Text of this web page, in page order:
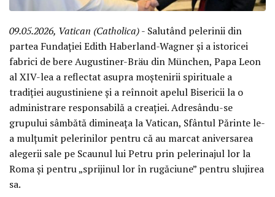
09.05.2026, Vatican (Catholica)- Salutând pelerinii din
partea Fundației Edith Haberland-Wagner și a istoricei
fabrici de bere Augustiner-Bräu din München, Papa Leon
al XIV-lea a reflectat asupra moștenirii spirituale a
tradiției augustiniene și a reînnoit apelul Bisericii la o
administrare responsabilă a creației. Adresându-se
grupului sâmbătă dimineața la Vatican, Sfântul Părinte le-
a mulțumit pelerinilor pentru că au marcat aniversarea
alegerii sale pe Scaunul lui Petru prin pelerinajul lor la
Roma și pentru „sprijinul lor în rugăciune” pentru slujirea
sa.